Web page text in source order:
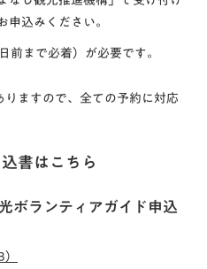
申込みください。
前まで必着）が必要です。
りますので、全ての予約に対応
書はこちら
ボランティアガイド申込